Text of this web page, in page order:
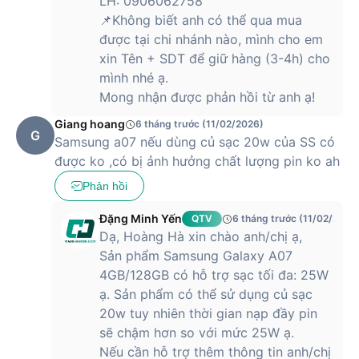
Galaxy A07 cũng hỗ trợ đầy đủ các kết nối hiện đại như 4G,
Wi-Fi 5, Bluetooth 5.3, định vị GPS và jack cắm tai nghe
3.5mm, mang lại sự tiện lợi cao cho người dùng trong đời
sống hằng ngày. Với 4G, bạn có thể truy cập Internet nhanh
chóng ở mọi nơi; Wi-Fi 5 đảm bảo tốc độ truyền tải ổn định
khi làm việc hoặc giải trí trực tuyến; Bluetooth 5.3 giúp kết
nối tai nghe, loa và các thiết bị ngoại vi mượt mà, tiết kiệm
pin hơn; GPS hỗ trợ định vị chính xác khi di chuyển, đi du lịch
hoặc sử dụng bản đồ; trong khi jack 3.5mm vẫn giữ tính phổ
biến và linh hoạt, cho phép bạn dùng tai nghe có dây mà
không cần adapter.
Tất cả kết hợp lại giúp Galaxy A07 trở thành một chiếc
smartphone dễ dùng, tương thích tốt và đáp ứng trọn vẹn
nhu cầu kết nối cơ bản đến nâng cao.
Điện thoại thông minh Samsung Galaxy
A07 ra mắt năm nào?
📌Không biết anh có thể qua mua
được tại chi nhánh nào, mình cho em
xin Tên + SDT để giữ hàng (3-4h) cho
mình nhé ạ.
Mong nhận được phản hồi từ anh ạ!
G
Giang hoang 6 tháng trước (11/02/2026)
Samsung a07 nếu dùng củ sạc 20w của SS có
được ko ,có bị ảnh hưởng chất lượng pin ko ah
Phản hồi
Đặng Minh Yến QTV 6 tháng trước (11/02/
Dạ, Hoàng Hà xin chào anh/chị ạ,
Sản phẩm Samsung Galaxy A07
4GB/128GB có hỗ trợ sạc tối đa: 25W
ạ. Sản phẩm có thể sử dụng củ sạc
20w tuy nhiên thời gian nạp đầy pin
sẽ chậm hơn so với mức 25W ạ.
Nếu cần hỗ trợ thêm thông tin anh/chị